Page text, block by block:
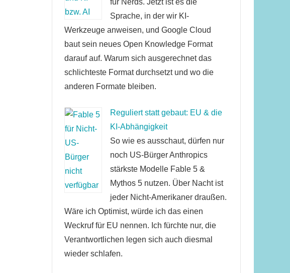
Sprache, in der wir KI-
Werkzeuge anweisen, und Google Cloud
baut sein neues Open Knowledge Format
darauf auf. Warum sich ausgerechnet das
schlichteste Format durchsetzt und wo die
anderen Formate bleiben.
Reguliert statt gebaut: EU & die
KI-Abhängigkeit
So wie es ausschaut, dürfen nur
noch US-Bürger Anthropics
stärkste Modelle Fable 5 &
Mythos 5 nutzen. Über Nacht ist
jeder Nicht-Amerikaner draußen.
Wäre ich Optimist, würde ich das einen
Weckruf für EU nennen. Ich fürchte nur, die
Verantwortlichen legen sich auch diesmal
wieder schlafen.